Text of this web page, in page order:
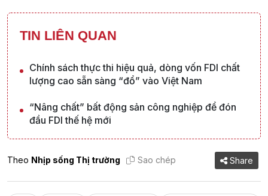
TIN LIÊN QUAN
Chính sách thực thi hiệu quả, dòng vốn FDI chất
lượng cao sẵn sàng “đổ” vào Việt Nam
“Nâng chất” bất động sản công nghiệp để đón
đầu FDI thế hệ mới
Theo Nhịp sống Thị trường Sao chép Share